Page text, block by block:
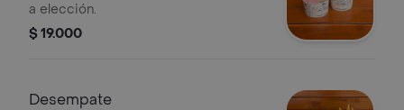
a elección.
$ 19.000
Desempate